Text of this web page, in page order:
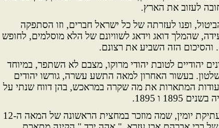
לעזוב את הארץ.
ופנו לעזרתה של כל ישראל חברים, וזו הסתפקה
שהמלך דואג וידאג לשוויונם של הלא מוסלמים, לחופש
הזה השביע את רצונם.
יהודיים לטובת יהודי מרוקו, מצבם לא השתפר, במיוחד
בעשור האחרון למאה התשע עשרה, גורשו יהודים
המתארות את מה שקרה במראכש, בהן דווח שנתי על
ו 1895.
הקהילה היהודית במראכש עתיקת יומין, שמה מוזכר במחצית הראשונה של המאה ה-12